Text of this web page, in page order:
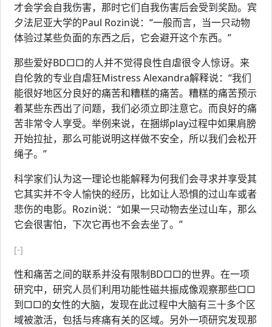
才会学会自我伤害，那时它们自我伤害后会受到奖励。宾
夕法尼亚大学的Paul Rozin说：“一般而言，当一只动物
体验过某些负面的东西之后，它会避开这个东西。”
那些爱好BD□□的人并不觉得良性自虐很令人惊讶。来
自伦敦的专业自虐狂Mistress Alexandra解释说：“我们
能很好地区分良好的痛苦和糟糕的痛苦。糟糕的痛苦预示
着某些东西出了问题，我们必须立即注意它。而良好的痛
苦非常令人享受。举例来说，在捆绑play过程中如果肩膀
开始拉扯，那么可能说明这样做不安全，所以我们会松开
绳子。”
科学家们认为这一理论也能解释为何我们会寻求并享受其
它其实并不令人愉快的经历，比如让人恐惧的过山车或者
悲伤的电影。Rozin说：“如果一只动物去坐过山车，那么
它会很害怕，下次它再也不会去坐了。”
[-]
性和痛苦之间的联系并没有限制BD□□的世界。在一项
研究中，研究人员们利用功能性磁共振成像观察那些□□
到□□的女性的大脑，发现在此过程中大脑有三十多个区
域被激活，包括与疼痛有关的区域。另外一项研究发现那